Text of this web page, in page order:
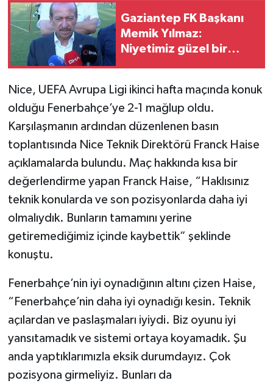
Gaziantep FK Başkanı
Memik Yılmaz:
Niyetimiz güzel bir
Nice, UEFA Avrupa Ligi ikinci hafta maçında konuk
olduğu Fenerbahçe’ye 2-1 mağlup oldu.
Karşılaşmanın ardından düzenlenen basın
toplantısında Nice Teknik Direktörü Franck Haise
açıklamalarda bulundu. Maç hakkında kısa bir
değerlendirme yapan Franck Haise, “Haklısınız
teknik konularda ve son pozisyonlarda daha iyi
olmalıydık. Bunların tamamını yerine
getiremediğimiz içinde kaybettik” şeklinde
konuştu.
Fenerbahçe’nin iyi oynadığının altını çizen Haise,
“Fenerbahçe’nin daha iyi oynadığı kesin. Teknik
açılardan ve paslaşmaları iyiydi. Biz oyunu iyi
yansıtamadık ve sistemi ortaya koyamadık. Şu
anda yaptıklarımızla eksik durumdayız. Çok
pozisyona girmeliyiz. Bunları da